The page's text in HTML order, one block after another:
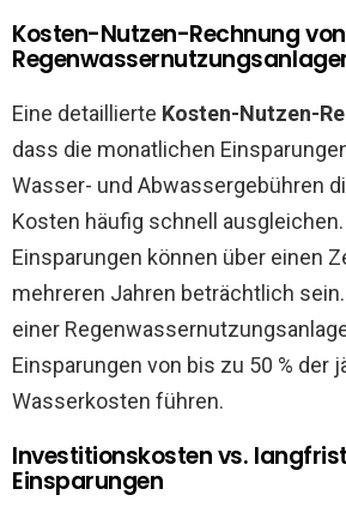
Kosten-Nutzen-Rechnung von
Eine detaillierte Kosten-Nutzen-
dass die monatlichen
Wasser- und Abwassergebühren
Kosten häufig schnell
Einsparungen können über einen
mehreren Jahren beträchtlich
einer
Einsparungen von bis zu 50 % der
Wasserkosten führen.
Investitionskosten vs.
Einsparungen